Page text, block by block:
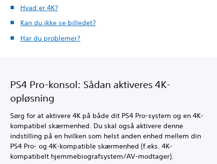
Hvad er 4K?
Kan du ikke se billedet?
Har du problemer?
PS4 Pro-konsol: Sådan aktiveres 4K-
opløsning
Sørg for at aktivere 4K på både dit PS4 Pro-system og en 4K-
kompatibel skærmenhed. Du skal også aktivere denne
indstilling på en hvilken som helst anden enhed mellem din
PS4 Pro- og 4K-kompatible skærmenhed (f.eks. 4K-
kompatibelt hjemmebiografsystem/AV-modtager).